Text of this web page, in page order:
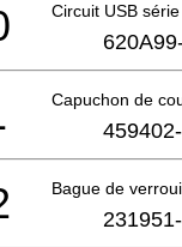
Circuit USB
Capuchon de
Bague de